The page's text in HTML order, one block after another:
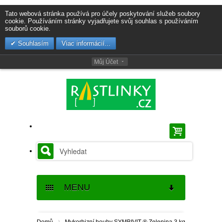
Tato webová stránka používá pro účely poskytování služeb soubory
cookie. Používáním stránky vyjadřujete svůj souhlas s používáním
souborů cookie.
Souhlasím
Viac informácií...
Můj Účet
MENU